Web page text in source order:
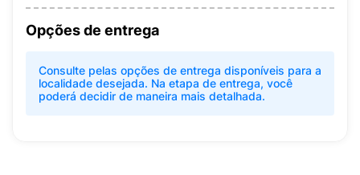
Opções de entrega
Consulte pelas opções de entrega disponíveis para a
localidade desejada. Na etapa de entrega, você
poderá decidir de maneira mais detalhada.